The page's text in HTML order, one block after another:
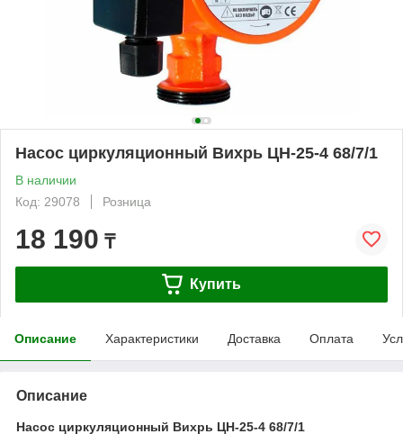
Насос циркуляционный Вихрь ЦН-25-4 68/7/1
В наличии
Код: 29078
Розница
18 190 ₸
Купить
Описание Характеристики Доставка Оплата
Описание
Насос циркуляционный Вихрь ЦН-25-4 68/7/1